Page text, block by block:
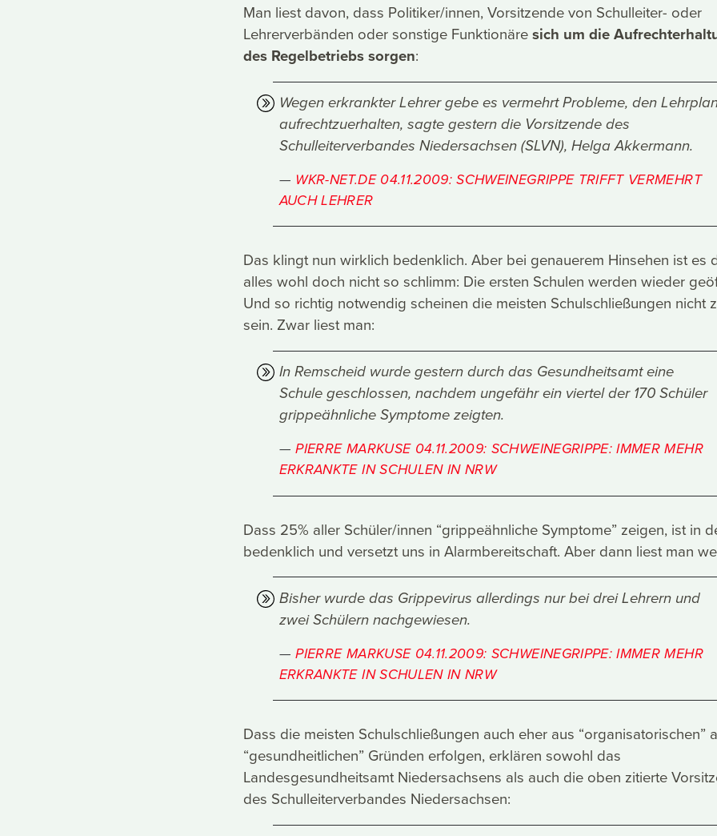
Man liest davon, dass Politiker/innen, Vorsitzende von Schulleiter- oder
Lehrerverbänden oder sonstige Funktionäresich um die
des Regelbetriebs sorgen:
Wegen erkrankter Lehrer gebe es vermehrt Probleme, den
aufrechtzuerhalten, sagte gestern die Vorsitzende des
Schulleiterverbandes Niedersachsen (SLVN), Helga Akkermann.
WKR-NET.DE 04.11.2009: SCHWEINEGRIPPE TRIFFT VERMEHRT
AUCH LEHRER
Das klingt nun wirklich bedenklich. Aber bei genauerem Hinsehen ist es
alles wohl doch nicht so schlimm: Die ersten Schulen werden wieder
Und so richtig notwendig scheinen die meisten Schulschließungen nicht
sein. Zwar liest man:
In Remscheid wurde gestern durch das Gesundheitsamt eine
Schule geschlossen, nachdem ungefähr ein viertel der 170 Schüler
grippeähnliche Symptome zeigten.
PIERRE MARKUSE 04.11.2009: SCHWEINEGRIPPE: IMMER MEHR
ERKRANKTE IN SCHULEN IN NRW
Dass 25% aller Schüler/innen “grippeähnliche Symptome” zeigen, ist in
bedenklich und versetzt uns in Alarmbereitschaft. Aber dann liest man
Bisher wurde das Grippevirus allerdings nur bei drei Lehrern und
zwei Schülern nachgewiesen.
PIERRE MARKUSE 04.11.2009: SCHWEINEGRIPPE: IMMER MEHR
ERKRANKTE IN SCHULEN IN NRW
Dass die meisten Schulschließungen auch eher aus “organisatorischen”
“gesundheitlichen” Gründen erfolgen, erklären sowohl das
Landesgesundheitsamt Niedersachsens als auch die oben zitierte
des Schulleiterverbandes Niedersachsen: